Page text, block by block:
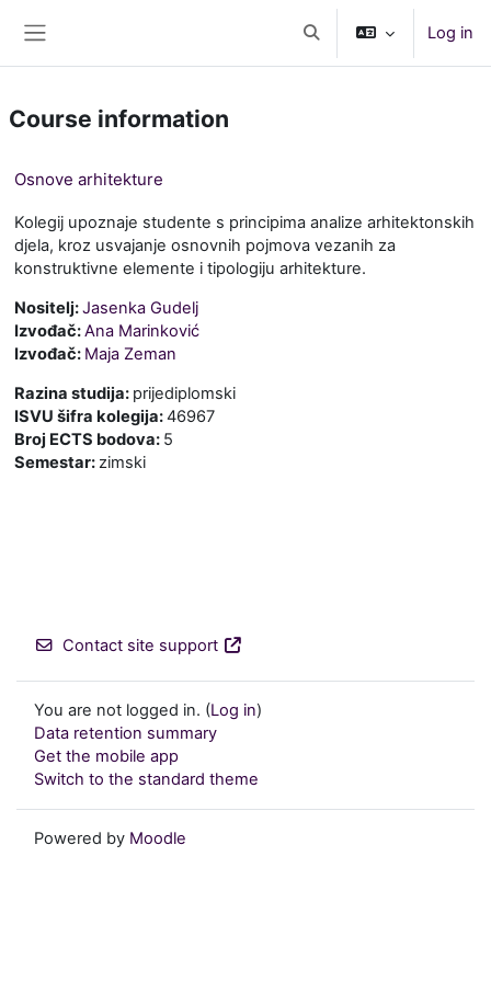
Toggle search inputLog in
Course information
Osnove arhitekture
Kolegij upoznaje studente s principima analize arhitektonskih
djela, kroz usvajanje osnovnih pojmova vezanih za
konstruktivne elemente i tipologiju arhitekture.
Nositelj:Jasenka Gudelj
Izvođač:Ana Marinković
Izvođač: Maja Zeman
Razina studija: prijediplomski
ISVU šifra kolegija:46967
Broj ECTS bodova: 5
Semestar:zimski
Contact site support
You are not logged in. (Log in)
Data retention summary
Get the mobile app
Switch to the standard theme
Powered by Moodle